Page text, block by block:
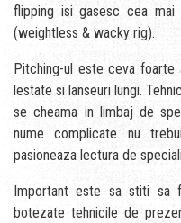
flipping isi gasesc cea mai
(weightless & wacky rig).
Pitching-ul este ceva foarte
lestate si lanseuri lungi.
se cheama in limbaj de
nume complicate nu
pasioneaza lectura de
Important este sa stiti sa
botezate tehnicile de